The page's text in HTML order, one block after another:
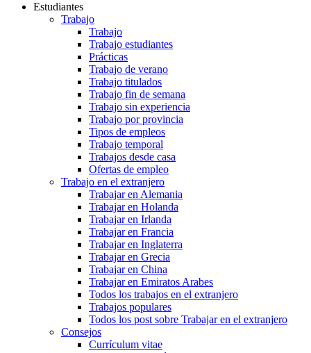
Estudiantes
Trabajo
Trabajo
Trabajo estudiantes
Prácticas
Trabajo de verano
Trabajo titulados
Trabajo fin de semana
Trabajo sin experiencia
Trabajo por provincia
Tipos de empleos
Trabajo temporal
Trabajos desde casa
Ofertas de empleo
Trabajo en el extranjero
Trabajar en Alemania
Trabajar en Holanda
Trabajar en Irlanda
Trabajar en Francia
Trabajar en Inglaterra
Trabajar en Grecia
Trabajar en China
Trabajar en Emiratos Arabes
Todos los trabajos en el extranjero
Trabajos populares
Todos los post sobre Trabajar en el extranjero
Consejos
Currículum vitae